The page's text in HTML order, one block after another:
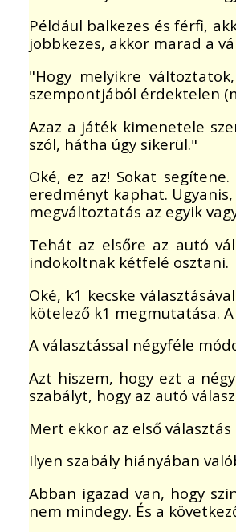
Például balkezes és férfi,
jobbkezes, akkor marad a
"Hogy melyikre
szempontjából érdektelen
Azaz a játék kimenetele
szól, hátha úgy sikerül."
Oké, ez az! Sokat
eredményt kaphat.
megváltoztatás az egyik
Tehát az elsőre az autó
indokoltnak kétfelé osztani.
Oké, k1 kecske
kötelező k1 megmutatása.
A választással négyféle
Azt hiszem, hogy ezt a
szabályt, hogy az autó
Mert ekkor az első
Ilyen szabály hiányában
Abban igazad van, hogy
nem mindegy. És a